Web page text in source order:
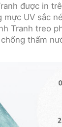
được in
mực UV sắc
Tranh treo
thấm